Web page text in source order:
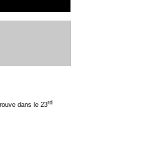
dans le 23rd